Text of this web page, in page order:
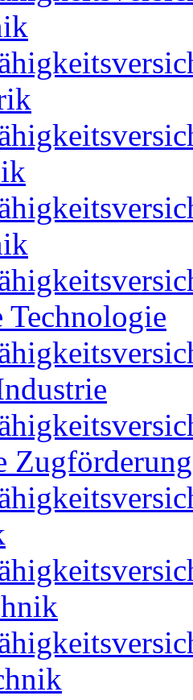
Technologie
Zugförderung